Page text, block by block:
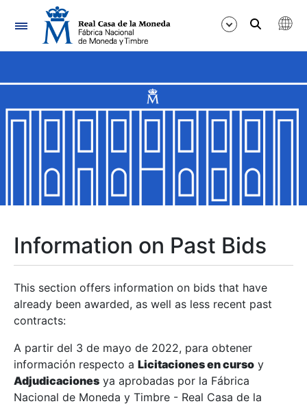
Navigation
Show/Hide
Show/Hide
Show/Hide
Show/Hide
Show/Hide
Information on Past Bids
This section offers information on bids that have
already been awarded, as well as less recent past
contracts:
A partir del 3 de mayo de 2022, para obtener
información respecto a Licitaciones en curso y
Adjudicaciones ya aprobadas por la Fábrica
Nacional de Moneda y Timbre - Real Casa de la